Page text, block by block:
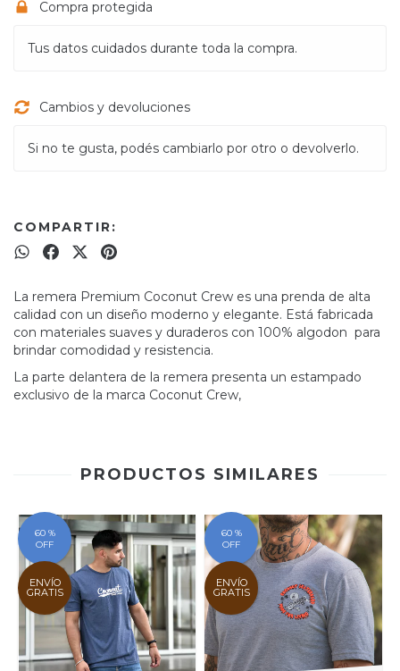
Compra protegida
Tus datos cuidados durante toda la compra.
Cambios y devoluciones
Si no te gusta, podés cambiarlo por otro o devolverlo.
COMPARTIR:
La remera Premium Coconut Crew es una prenda de alta
calidad con un diseño moderno y elegante. Está fabricada
con materiales suaves y duraderos con 100% algodon para
brindar comodidad y resistencia.
La parte delantera de la remera presenta un estampado
exclusivo de la marca Coconut Crew,
PRODUCTOS SIMILARES
60 %
OFF
ENVÍO
GRATIS
60 %
OFF
ENVÍO
GRATIS